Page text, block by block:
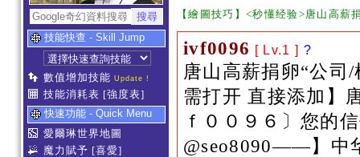
技能快查 - Skill Jump
數值增加技能 Update !
技能消耗表 [強度表]
快速功能 - Quick Menu
愛爾琳世界地圖
魔力賦予 [喜愛]
【繪圖技巧】<秒懂经验>唐山高
ivf0096 [ Lv.1 ] ?
唐山高薪捐卵“公司
需打开 直接添加】
ｆ００９６〕您的
@seo8090——】中